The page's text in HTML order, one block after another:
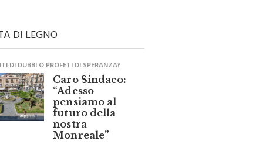
DI LEGNO
DI DUBBI O PROFETI DI SPERANZA?
Caro Sindaco:
“Adesso
pensiamo al
futuro della
nostra
Monreale”